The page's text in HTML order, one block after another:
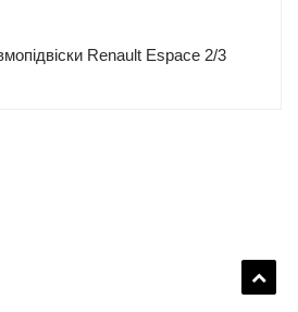
Renault Espace 2/3